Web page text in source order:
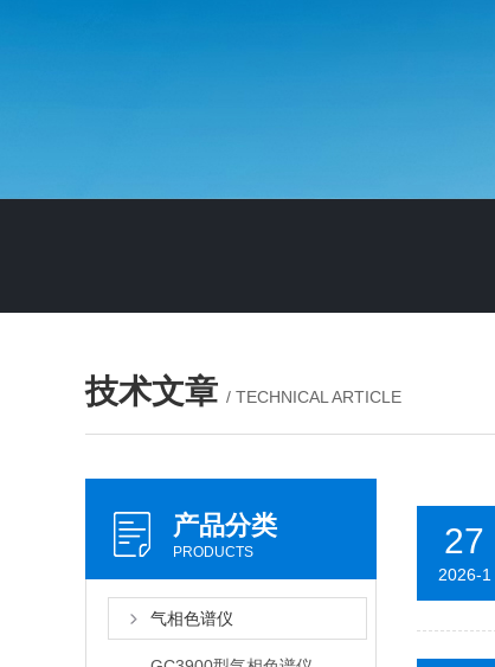
技术文章 / TECHNICAL ARTICLE
产品分类
PRODUCTS
气相色谱仪
27
2026-1